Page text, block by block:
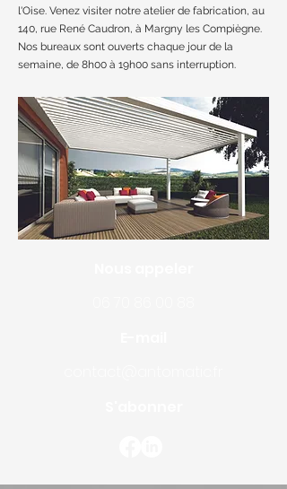
l'Oise. Venez visiter notre atelier de fabrication, au
140, rue René Caudron, à Margny les Compiègne.
Nos bureaux sont ouverts chaque jour de la
semaine, de 8h00 à 19h00 sans interruption.